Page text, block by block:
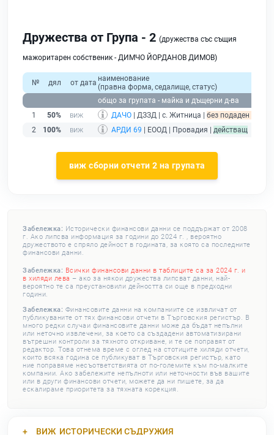
Дружества от Група - 2 (дружества със същия
мажоритарен собственик - ДИМЧО ЙОРДАНОВ ДИМОВ)
№ дял от дата наименование
(правна форма, седалище, статус)
общо за групата - майка и дъщерни д-ва
1
50% ДАЧО | ДЗЗД | с. Житница | без подаден
2
100% АРДИ 69 | ЕООД | Провадия | действащ
виж сборни отчети 2 на групата
Забележка: Исторически финансови данни се поддържат от 2008
г. Ако липсва информация за години до 2024 г. , вероятно
дружеството е спряло дейност в годината, за която са последните
финансови данни.
Забележка: Всички финансови данни в таблиците са за 2024 г. и
в хиляди лева – ако за някои дружества липсват данни, най-
вероятно те са преустановили дейността си още в предходни
години.
Забележка: Финансовите данни на компаниите се извличат от
публикуваните от тях финансови отчети в Търговския регистър. В
много редки случаи финансовите данни може да бъдат непълни
или неточно извлечени, за което са създадени автоматизирани
вътрешни контроли за тяхното откриване, и те се поправят от
редактор. Това отнема време с оглед на стотиците хиляди отчети,
които всяка година се публикуват в Търговския регистър, като
ние поправяме несъответствията от по-големите към по-малките
компании. Ако забележите непълноти или неточности във вашите
или в други финансови отчети, можете да ни пишете, за да
ескалираме приоритета за тяхната корекция.
ВИЖ ИСТОРИЧЕСКИ СЪДРУЖИЯ